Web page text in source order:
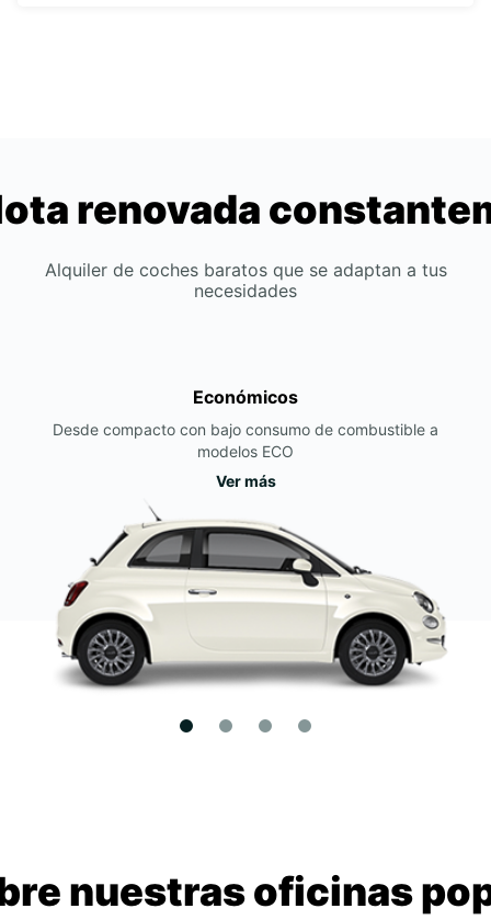
renovada
Alquiler de coches baratos que se adaptan a tus
necesidades
Económicos
Desde compacto con bajo consumo de combustible a
modelos ECO
Ver más
nuestras oficinas